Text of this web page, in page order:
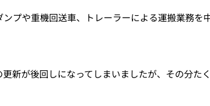
プや重機回送車、トレーラーによる運搬業務
新が後回しになってしまいましたが、その分た